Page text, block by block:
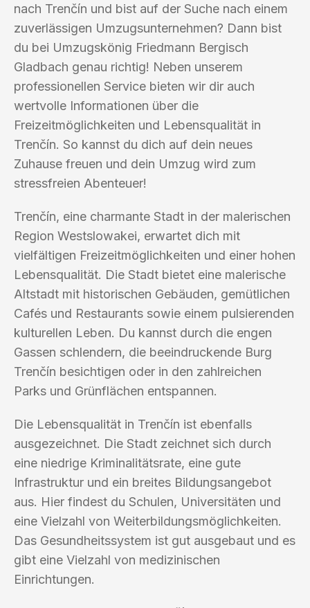
nach Trenčín und bist auf der Suche nach einem
zuverlässigen Umzugsunternehmen? Dann bist
du bei Umzugskönig Friedmann Bergisch
Gladbach genau richtig! Neben unserem
professionellen Service bieten wir dir auch
wertvolle Informationen über die
Freizeitmöglichkeiten und Lebensqualität in
Trenčín. So kannst du dich auf dein neues
Zuhause freuen und dein Umzug wird zum
stressfreien Abenteuer!
Trenčín, eine charmante Stadt in der malerischen
Region Westslowakei, erwartet dich mit
vielfältigen Freizeitmöglichkeiten und einer hohen
Lebensqualität. Die Stadt bietet eine malerische
Altstadt mit historischen Gebäuden, gemütlichen
Cafés und Restaurants sowie einem pulsierenden
kulturellen Leben. Du kannst durch die engen
Gassen schlendern, die beeindruckende Burg
Trenčín besichtigen oder in den zahlreichen
Parks und Grünflächen entspannen.
Die Lebensqualität in Trenčín ist ebenfalls
ausgezeichnet. Die Stadt zeichnet sich durch
eine niedrige Kriminalitätsrate, eine gute
Infrastruktur und ein breites Bildungsangebot
aus. Hier findest du Schulen, Universitäten und
eine Vielzahl von Weiterbildungsmöglichkeiten.
Das Gesundheitssystem ist gut ausgebaut und es
gibt eine Vielzahl von medizinischen
Einrichtungen.